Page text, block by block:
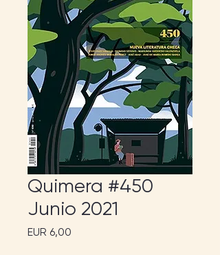
Quimera #450
Junio 2021
EUR 6,00